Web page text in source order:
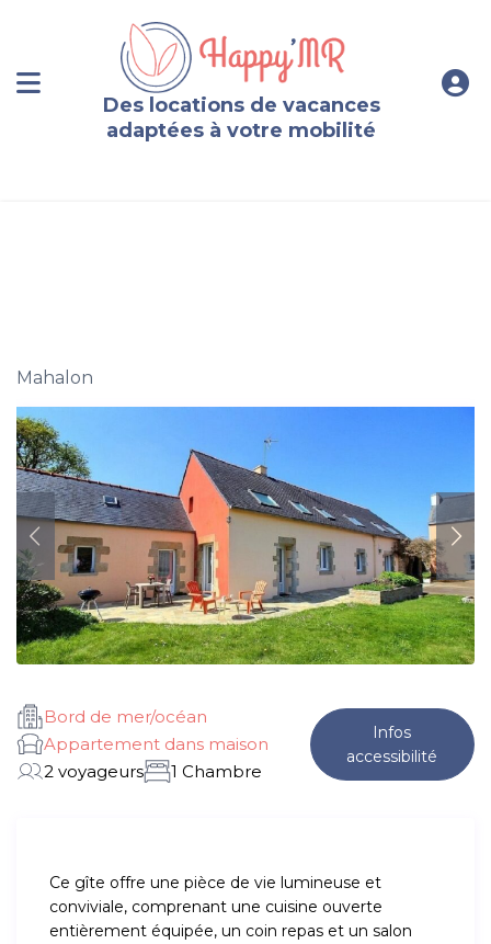
Des locations de vacances
adaptées à votre mobilité
Mahalon
Bord de mer/océan
Appartement dans maison
2 voyageurs
1 Chambre
Infos
accessibilité
Ce gîte offre une pièce de vie lumineuse et
conviviale, comprenant une cuisine ouverte
entièrement équipée, un coin repas et un salon